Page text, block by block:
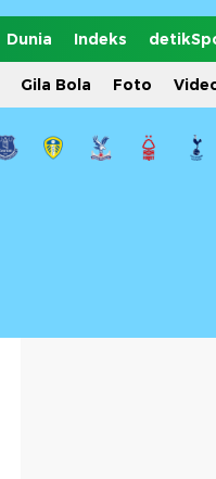
Dunia Indeks
Gila Bola Foto